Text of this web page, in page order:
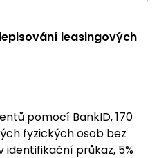
leasingových
pomocí BankID, 170
fyzických osob bez
průkaz, 5%